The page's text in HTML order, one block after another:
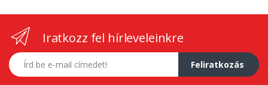
Iratkozz fel hírleveleinkre
E-mail címed
Feliratkozás